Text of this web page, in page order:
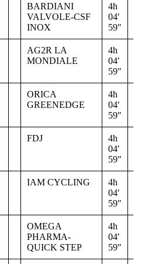
BARDIANI
VALVOLE-CSF
INOX
4h
04′
59″
AG2R LA
MONDIALE
4h
04′
59″
ORICA
GREENEDGE
4h
04′
59″
FDJ
4h
04′
59″
IAM CYCLING
4h
04′
59″
OMEGA
PHARMA-
QUICK STEP
4h
04′
59″